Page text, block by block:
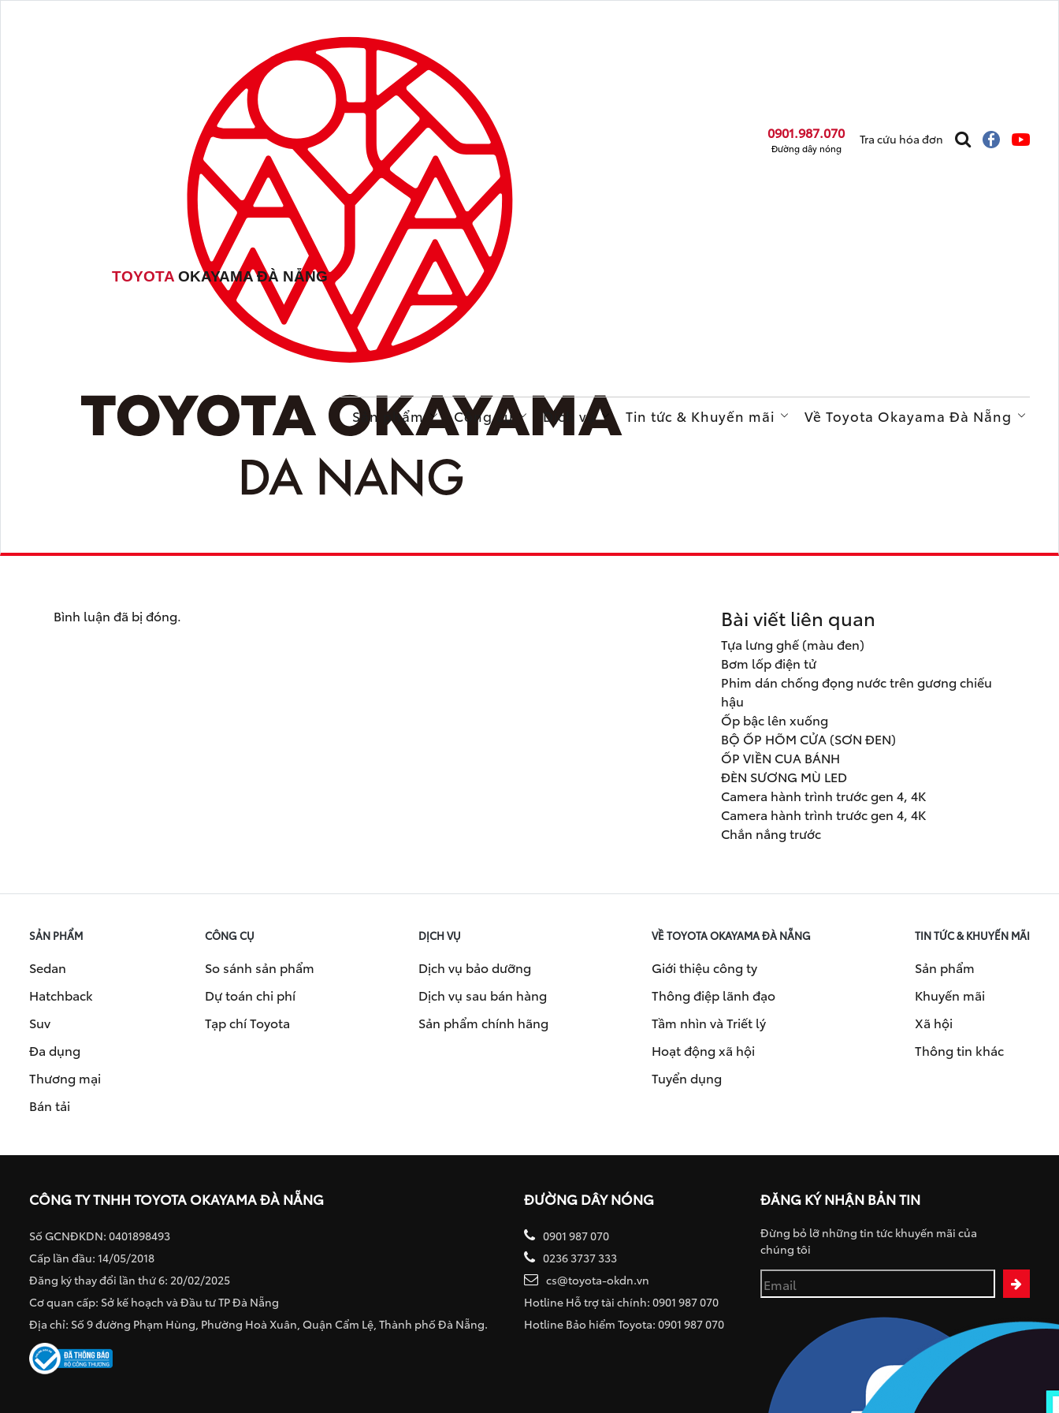
TOYOTA OKAYAMA ĐÀ NẴNG
0901.987.070
Đường dây nóng
Tra cứu hóa đơn
Sản phẩm Công cụ Dịch vụ Tin tức & Khuyến mãi Về Toyota Okayama Đà Nẵng
Bình luận đã bị đóng. Bài viết liên quan
Tựa lưng ghế (màu đen)
Bơm lốp điện tử
Phim dán chống đọng nước trên gương chiếu
hậu
Ốp bậc lên xuống
BỘ ỐP HÕM CỬA (SƠN ĐEN)
ỐP VIỀN CUA BÁNH
ĐÈN SƯƠNG MÙ LED
Camera hành trình trước gen 4, 4K
Camera hành trình trước gen 4, 4K
Chắn nắng trước
SẢN PHẨM
Sedan
Hatchback
Suv
Đa dụng
Thương mại
Bán tải
CÔNG CỤ
So sánh sản phẩm
Dự toán chi phí
Tạp chí Toyota
DỊCH VỤ
Dịch vụ bảo dưỡng
Dịch vụ sau bán hàng
Sản phẩm chính hãng
VỀ TOYOTA OKAYAMA ĐÀ NẴNG
Giới thiệu công ty
Thông điệp lãnh đạo
Tầm nhìn và Triết lý
Hoạt động xã hội
Tuyển dụng
TIN TỨC & KHUYẾN MÃI
Sản phẩm
Khuyến mãi
Xã hội
Thông tin khác
CÔNG TY TNHH TOYOTA OKAYAMA ĐÀ NẴNG
Số GCNĐKDN: 0401898493
Cấp lần đầu: 14/05/2018
Đăng ký thay đổi lần thứ 6: 20/02/2025
Cơ quan cấp: Sở kế hoạch và Đầu tư TP Đà Nẵng
Địa chỉ: Số 9 đường Phạm Hùng, Phường Hoà Xuân, Quận Cẩm Lệ, Thành phố Đà Nẵng.
ĐƯỜNG DÂY NÓNG
0901 987 070
0236 3737 333
cs@toyota-okdn.vn
Hotline Hỗ trợ tài chính: 0901 987 070
Hotline Bảo hiểm Toyota: 0901 987 070
ĐĂNG KÝ NHẬN BẢN TIN
Đừng bỏ lỡ những tin tức khuyến mãi của
chúng tôi